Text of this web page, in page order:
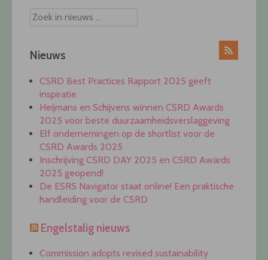
Nieuws
CSRD Best Practices Rapport 2025 geeft
inspiratie
Heijmans en Schijvens winnen CSRD Awards
2025 voor beste duurzaamheidsverslaggeving
Elf ondernemingen op de shortlist voor de
CSRD Awards 2025
Inschrijving CSRD DAY 2025 en CSRD Awards
2025 geopend!
De ESRS Navigator staat online! Een praktische
handleiding voor de CSRD
Engelstalig nieuws
Commission adopts revised sustainability